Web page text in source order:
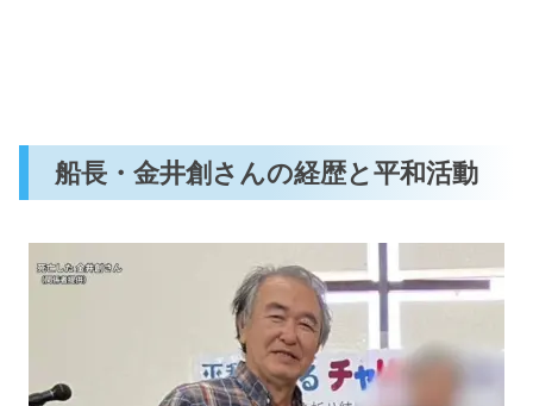
船長・金井創さんの経歴と平和活動